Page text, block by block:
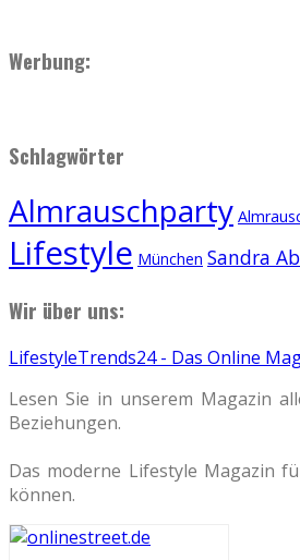
Werbung:
Schlagwörter
Almrauschparty
Lifestyle München Sandra
Wir über uns:
LifestyleTrends24 - Das Online
Lesen Sie in unserem Magazin
Beziehungen.
Das moderne Lifestyle Magazin
können.